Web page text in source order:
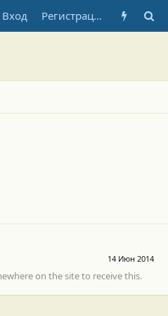
Вход Регистрация
14 Июн 2014
on the site to receive this.